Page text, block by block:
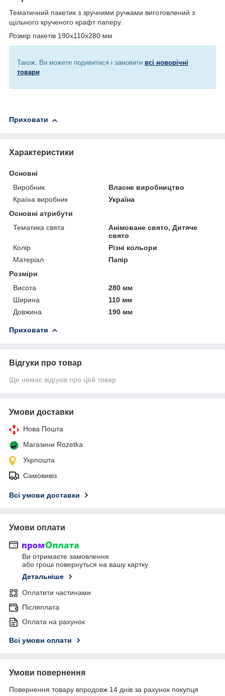
Тематичний пакетик з зручними ручками виготовлений з
щільного крученого крафт паперу.
Розмір пакетів 190х110х280 мм
Також, Ви можете подивитися і замовити всі новорічні
товари
Приховати
Характеристики
Основні
Виробник
Власне виробництво
Країна виробник
Україна
Основні атрибути
Тематика свята
Анімоване свято, Дитяче
свято
Колір
Різні кольори
Матеріал
Папір
Розміри
Висота
280 мм
Ширина
110 мм
Довжина
190 мм
Приховати
Відгуки про товар
Ще немає відгуків про цей товар
Умови доставки
Нова Пошта
Магазини Rozetka
Укрпошта
Самовивіз
Всі умови доставки
Умови оплати
Ви отримаєте замовлення
або гроші повернуться на вашу картку
Детальніше
Оплатити частинами
Післяплата
Оплата на рахунок
Всі умови оплати
Умови повернення
Повернення товару впродовж 14 днів за рахунок покупця